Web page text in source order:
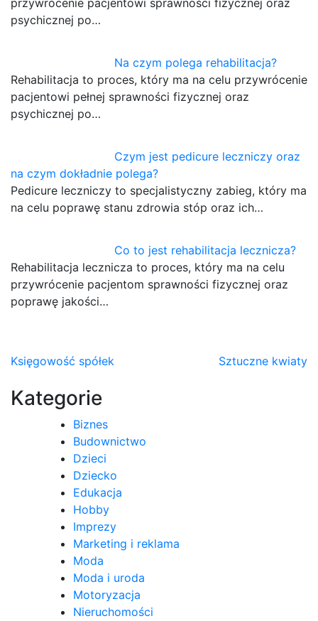
przywrócenie pacjentowi sprawności fizycznej oraz
psychicznej po…
Na czym polega rehabilitacja?
Rehabilitacja to proces, który ma na celu przywrócenie
pacjentowi pełnej sprawności fizycznej oraz
psychicznej po…
Czym jest pedicure leczniczy oraz
na czym dokładnie polega?
Pedicure leczniczy to specjalistyczny zabieg, który ma
na celu poprawę stanu zdrowia stóp oraz ich…
Co to jest rehabilitacja lecznicza?
Rehabilitacja lecznicza to proces, który ma na celu
przywrócenie pacjentom sprawności fizycznej oraz
poprawę jakości…
Nawigacja
wpisu
Księgowość spółek Sztuczne kwiaty
Kategorie
Biznes
Budownictwo
Dzieci
Dziecko
Edukacja
Hobby
Imprezy
Marketing i reklama
Moda
Moda i uroda
Motoryzacja
Nieruchomości